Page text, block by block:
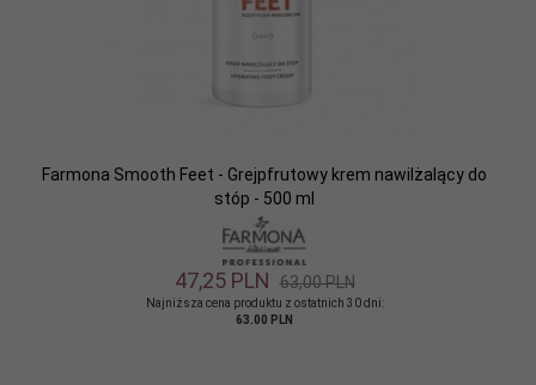
Farmona Smooth Feet - Grejpfrutowy krem nawilżalący do
stóp - 500 ml
47,25 PLN 63,00 PLN
Najniższa cena produktu z ostatnich 30 dni:
63.00 PLN